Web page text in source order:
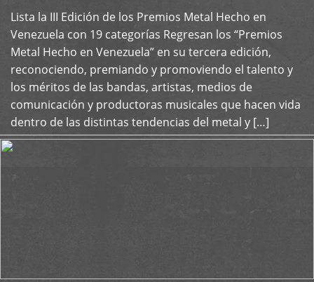
Lista la III Edición de los Premios Metal Hecho en
Venezuela con 19 categorías Regresan los “Premios
Metal Hecho en Venezuela” en su tercera edición,
reconociendo, premiando y promoviendo el talento y
los méritos de las bandas, artistas, medios de
comunicación y productoras musicales que hacen vida
dentro de las distintas tendencias del metal y […]
+